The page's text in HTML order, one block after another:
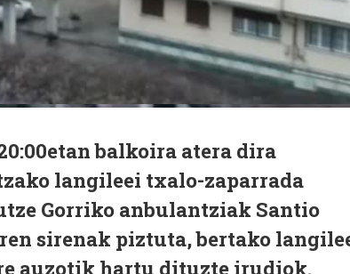
balkoira atera dira
langileei txalo-zaparrada
Gorriko anbulantziak Santio
sirenak piztuta, bertako
auzotik hartu dituzte irudiok.